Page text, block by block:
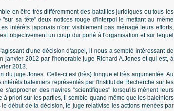
en être très différemment des batailles juridiques ou tous les
sa tête" deux notices rouge d'Interpol le mettant au même
intérêts japonais n'ont visiblement pas ménagé leurs efforts,
objectivement un coup dur porté à l'organisation et sur lequel
d'une décision d'appel, il nous a semblé intéressant de
janvier 2012 par l'honorable juge Richard A.Jones et qui est, à
2013.
juge Jones. Celle-ci est (très) longue et très argumentée. Au
baleiniers représentés par l'Institut de Recherche sur les
des navires "scientifiques" lorsqu'ils mènent leurs
priori sur les parties, il semble quand même que les baleiniers
début de la décision, le juge relativise les actions menées par